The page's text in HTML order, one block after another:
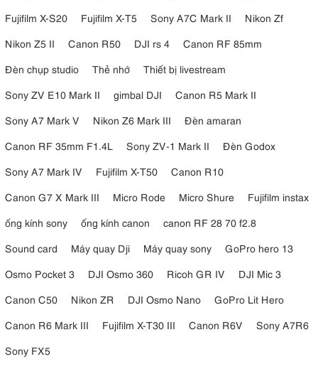
Fujifilm X-S20
Fujifilm X-T5 Sony A7C Mark II
Nikon Zf
Nikon Z5 II
Canon R50 DJI rs 4
Canon RF 85mm
Đèn chụp studio
Thẻ nhớ
Thiết bị livestream
Sony ZV E10 Mark II
gimbal DJI
Canon R5 Mark II
Sony A7 Mark V
Nikon Z6 Mark III
Đèn amaran
Canon RF 35mm F1.4L
Sony ZV-1 Mark II
Đèn Godox
Sony A7 Mark IV
Fujifilm X-T50
Canon R10
Canon G7 X Mark III
Micro Rode Micro Shure
Fujifilm instax
ống kính sony
ống kính canon
canon RF 28 70 f2.8
Sound card
Máy quay Dji Máy quay sony
GoPro hero 13
Osmo Pocket 3
DJI Osmo 360 Ricoh GR IV
DJI Mic 3
Canon C50
Nikon ZR DJI Osmo Nano
GoPro Lit Hero
Canon R6 Mark III
Fujifilm X-T30 III Canon R6V
Sony A7R6
Sony FX5